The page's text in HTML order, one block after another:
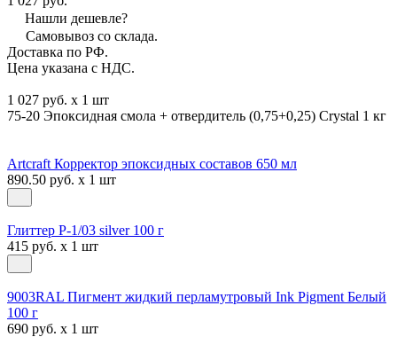
Нашли дешевле?
Самовывоз со склада.
Доставка по РФ.
Цена указана с НДС.
1 027 руб. x 1 шт
75-20 Эпоксидная смола + отвердитель (0,75+0,25) Crystal 1 кг
Artcraft Корректор эпоксидных составов 650 мл
890.50 руб. x 1 шт
Глиттер Р-1/03 silver 100 г
415 руб. x 1 шт
9003RAL Пигмент жидкий перламутровый Ink Pigment Белый
100 г
690 руб. x 1 шт